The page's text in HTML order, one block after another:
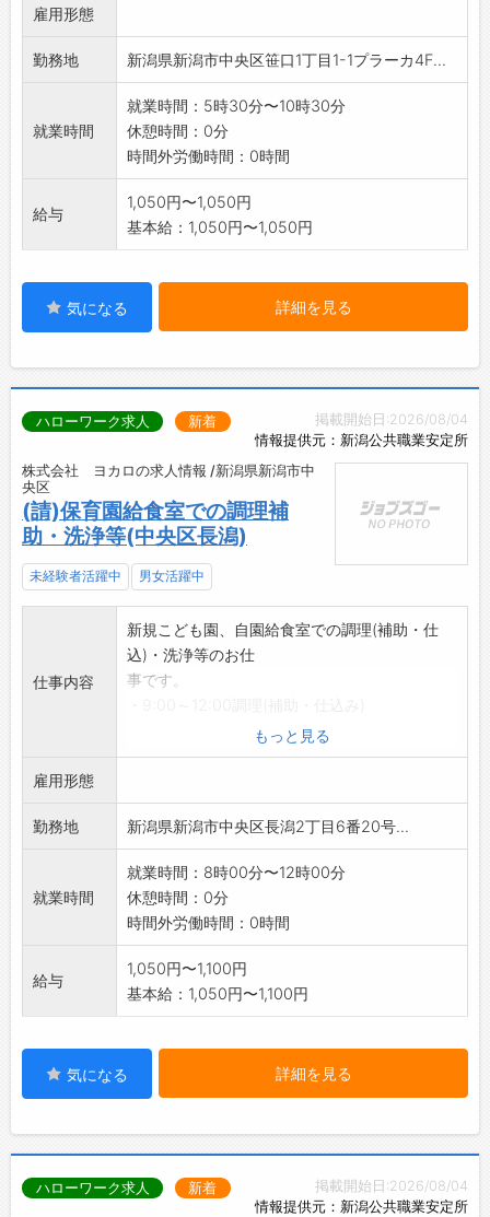
安」そんな方も、安心してチャレンジして下さ
い。
雇用形態
勤務地 新潟県新潟市中央区笹口1丁目1-1プラーカ4F...
就業時間
就業時間：5時30分〜10時30分
休憩時間：0分
時間外労働時間：0時間
給与
1,050円〜1,050円
基本給：1,050円〜1,050円
気になる 詳細を見る
掲載開始日:2026/08/04
情報提供元：新潟公共職業安定所
ハローワーク求人 新着
株式会社 ヨカロの求人情報 /新潟県新潟市中
央区
(請)保育園給食室での調理補
助・洗浄等(中央区長潟)
未経験者活躍中 男女活躍中
仕事内容
新規こども園、自園給食室での調理(補助・仕
込)・洗浄等のお仕
事です。
・13:00～16:00洗浄等
無理なく指導いたしますので未経験の方でも子
好きな方大歓迎です。
※土曜日勤務有 月1～2回。相談可。希望考慮
いたします。
*業務変更の範囲:変更なし
もっと見る
雇用形態
勤務地 新潟県新潟市中央区長潟2丁目6番20号...
就業時間
就業時間：8時00分〜12時00分
休憩時間：0分
時間外労働時間：0時間
給与
1,050円〜1,100円
基本給：1,050円〜1,100円
気になる 詳細を見る
掲載開始日:2026/08/04
情報提供元：新潟公共職業安定所
ハローワーク求人 新着